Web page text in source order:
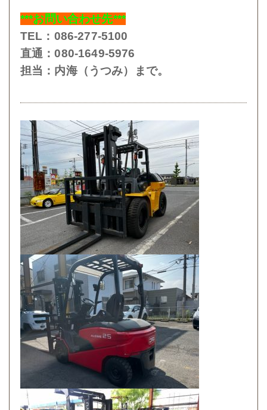
***お問い合わせ先***
TEL：086-277-5100
直通：080-1649-5976
担当：内海（うつみ）まで。